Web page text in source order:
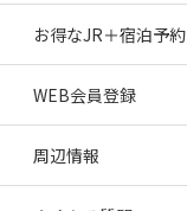
お得なJR＋宿泊予約
WEB会員登録
周辺情報